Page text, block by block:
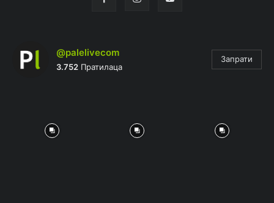
@palelivecom
3.752 Пратилаца
Запрати